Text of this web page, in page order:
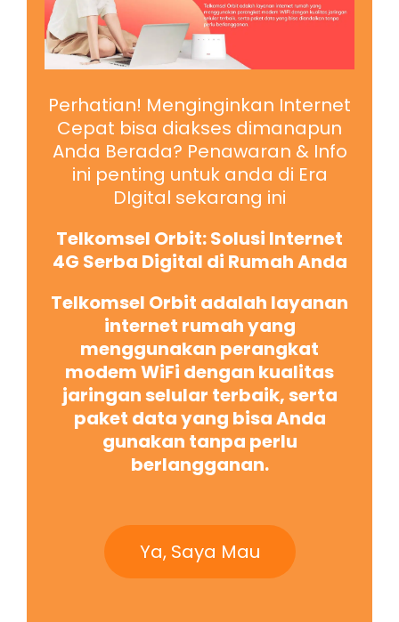
Perhatian! Menginginkan Internet
Cepat bisa diakses dimanapun
Anda Berada? Penawaran & Info
ini penting untuk anda di Era
DIgital sekarang ini
Telkomsel Orbit: Solusi Internet
4G Serba Digital di Rumah Anda
Telkomsel Orbit adalah layanan
internet rumah yang
menggunakan perangkat
modem WiFi dengan kualitas
jaringan selular terbaik, serta
paket data yang bisa Anda
gunakan tanpa perlu
berlangganan.
Ya, Saya Mau